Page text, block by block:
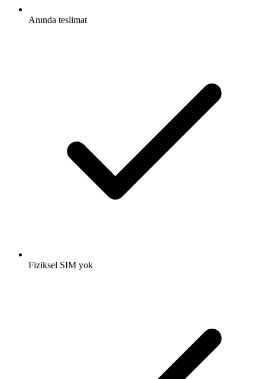
Anında teslimat
Fiziksel SIM yok